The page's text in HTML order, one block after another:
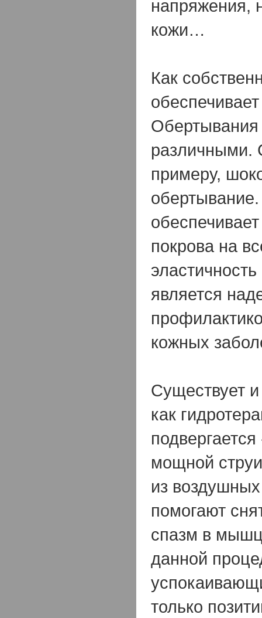
напряжения,
кожи…
Как
различными.
примеру,
покрова на
является
кожных
Существует
как
мощной
из
помогают
спазм в
данной
только